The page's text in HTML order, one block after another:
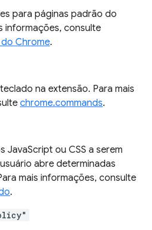
para páginas padrão do
informações, consulte
Chrome.
na extensão. Para mais
chrome.commands.
JavaScript ou CSS a serem
abre determinadas
mais informações, consulte
.